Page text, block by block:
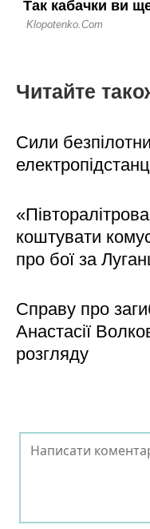
Читайте
Сили
коштувати
про бої за
Справу про
Анастасії
розгляду